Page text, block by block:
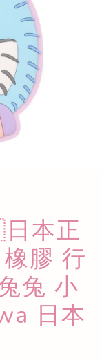
本正
膠 行
兔 小
日本